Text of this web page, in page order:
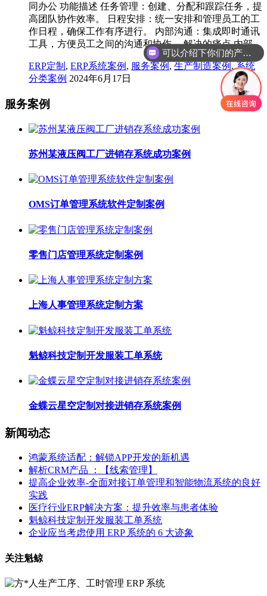
同办公 功能描述 任务管理：创建、分配和跟踪任务，提
高团队协作效率。 日程安排：统一安排和管理员工的工
作日程，确保工作有序进行。 内部沟通：集成即时通讯
工具，方便员工之间的沟通和协作。 解决的痛点 内部…
ERP定制 , ERP系统案例 , 服务案例 , 生产制造案例 ,系统
分类案例 2024年6月17日
服务案例
苏州某液压阀工厂进销存系统成功案例
OMS订单管理系统软件定制案例
零售门店管理系统定制案例
上海人事管理系统定制方案
魁鲸科技定制开发服装工单系统
金蝶云星空定制对接进销存系统案例
新闻动态
鸿蒙系统适配：解锁APP开发的新机遇
解析CRM产品 ：【线索管理】
提高企业效率-全面对接订单管理和智能物流系统的良好
实践
医疗行业ERP解决方案：提升效率与患者体验
魁鲸科技定制开发服装工单系统
企业应当考虑使用 ERP 系统的 6 大迹象
关注魁鲸
可以介绍下你们的产品么
你们是怎么收费的呢